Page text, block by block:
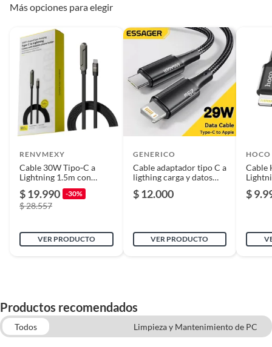
Requiere Serial
Number
No
Requiere IMEI No
Incluye
Cable Carga Rapida 2 en 1
Recto Angulo 1 Metro
Garantía 3 meses
Más opciones para elegir
RENVMEXY
Cable 30W Tipo‑C a
Lightning 1.5m con
Soporte Plegable, Codo
Anti‑obstrucción,
Trenzado para iPhone
$ 19.990 -30%
$ 28.557
VER PRODUCTO
GENERICO
Cable adaptador tipo C a
ligthing carga y datos
$ 12.000
VER PRODUCTO
HOCO
Cable
$
Productos recomendados
Todos
Limpieza y Mantenimiento de PC